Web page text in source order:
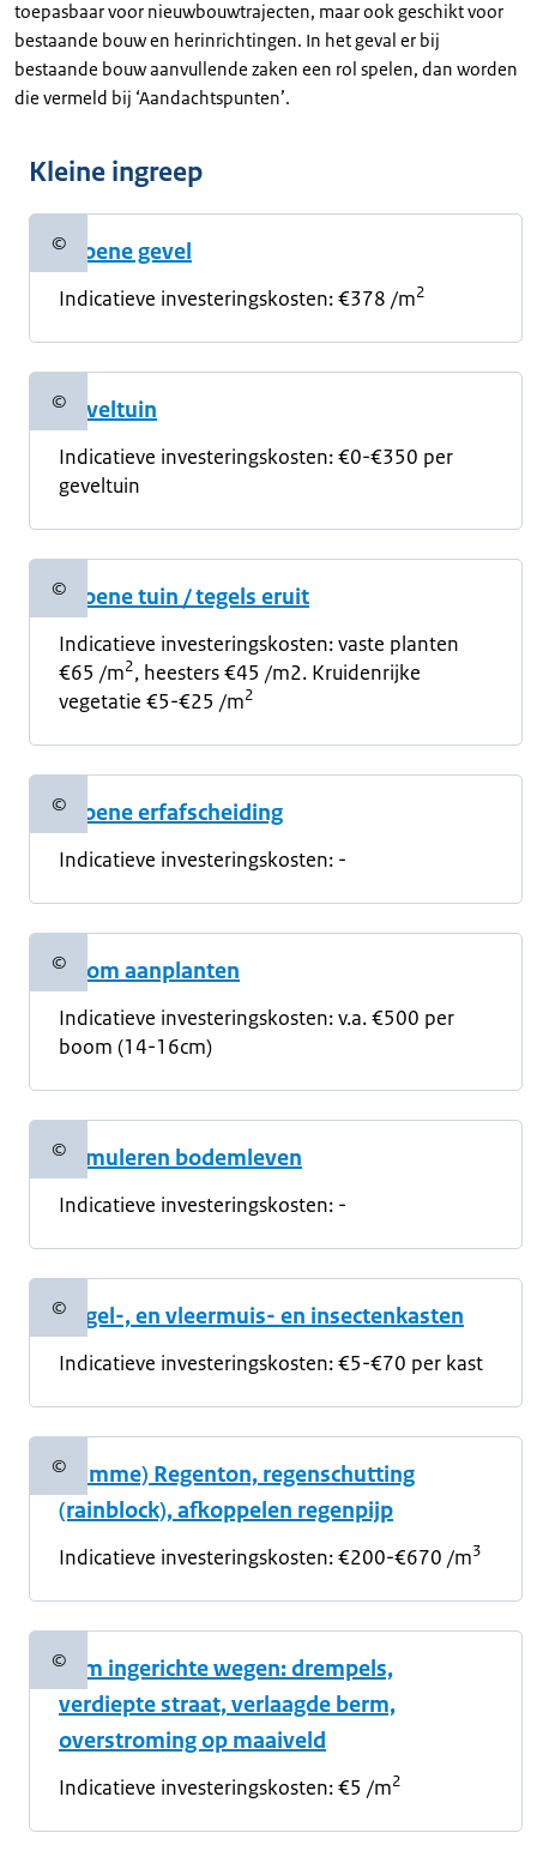
toepasbaar voor nieuwbouwtrajecten, maar ook geschikt voor
bestaande bouw en herinrichtingen. In het geval er bij
bestaande bouw aanvullende zaken een rol spelen, dan worden
die vermeld bij ‘Aandachtspunten’.
Kleine ingreep
©Copyrightinformatie
Groene gevel
Indicatieve investeringskosten: €378 /m2
©Copyrightinformatie
Geveltuin
Indicatieve investeringskosten: €0-€350 per
geveltuin
©Copyrightinformatie
Groene tuin / tegels eruit
Indicatieve investeringskosten: vaste planten
€65 /m2, heesters €45 /m2. Kruidenrijke
vegetatie €5-€25 /m2
©Copyrightinformatie
Groene erfafscheiding
Indicatieve investeringskosten: -
©Copyrightinformatie
Boom aanplanten
Indicatieve investeringskosten:v.a. €500 per
boom (14-16cm)
©Copyrightinformatie
Stimuleren bodemleven
Indicatieve investeringskosten: -
©Copyrightinformatie
Vogel-, en vleermuis- en insectenkasten
Indicatieve investeringskosten:€5-€70 per kast
©Copyrightinformatie
(slimme) Regenton, regenschutting
(rainblock), afkoppelen regenpijp
Indicatieve investeringskosten:€200-€670 /m3
©Copyrightinformatie
Slim ingerichte wegen: drempels,
verdiepte straat, verlaagde berm,
overstroming op maaiveld
Indicatieve investeringskosten:€5 /m2